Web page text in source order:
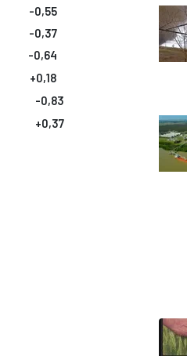
-0,55
-0,37
-0,64
+0,18
-0,83
+0,37